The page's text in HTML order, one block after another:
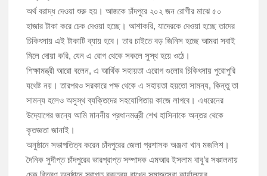
চাঁদপুর জেলা বিএনপির সিনিয়র সহ-সভাপতি মাহবুব আনোয়ার বাবলুর মৃত্যুতে স্মরণ
সভা ও দোয়া মাহফিল
অর্থ বরাদ্ধ দেওয়া শুরু হয়। আজকে চাঁদপুরে ২০২ জন রোগীর মাঝে ৫০
হাজার টাকা করে চেক দেওয়া হচ্ছে। আশাকরি, যাদেরকে দেওয়া হচ্ছে তাদের
চিকিৎসায় এই টাকাটি ব্যায় হবে। তার চাইতে বড় জিনিস হচ্ছে আমরা সবাই
মিলে দোয়া করি, যেন এ রোগ থেকে সকলে সুস্থ হয়ে ওঠে।
শিক্ষামন্ত্রী আরো বলেন, এ আর্থিক সহায়তা এরোগ গুলোর চিকিৎসায় পুরোপুরি
যথেষ্ট নয়। তারপরও সরকারে পক্ষ থেকে এ সহায়তা হয়তো সামন্য, কিন্তু তা
সামন্য হলেও অসুস্থ ব্যক্তিদের সহযোগিতায় কাজে লাগবে। এধরেনের
উদ্যোগের জন্যে আমি মাননীয় প্রধানমন্ত্রী শেখ হাসিনাকে অন্তর থেকে
কৃতজ্ঞতা জানাই।
অনুষ্ঠানে সভাপতিত্ব করেন চাঁদপুরের জেলা প্রশাসক অঞ্জনা খান মজলিশ।
দৈনিক সুদীপ্ত চাঁদপুরের ভারপ্রাপ্ত সম্পাদক এমআর ইসলাম বাবু’র সঞ্চালনায়